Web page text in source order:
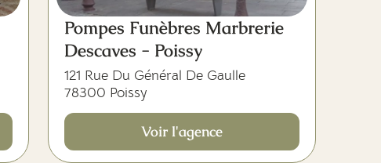
Pompes Funèbres Marbrerie
Descaves - Poissy
121 Rue Du Général De Gaulle
78300 Poissy
Voir l'agence